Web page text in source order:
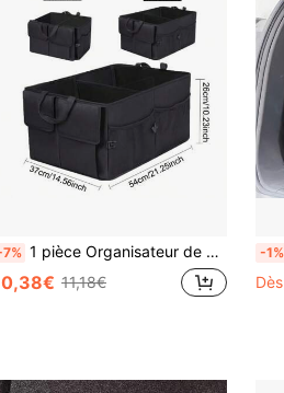
1 pièce Organisateur de coffre de voiture pour SUV Organisateur de rangement de voiture étanche pour siège arrière Boîte de rangement pliable pour siège arrière avec sangle réglable Noir
11,18€
-1%
Dès